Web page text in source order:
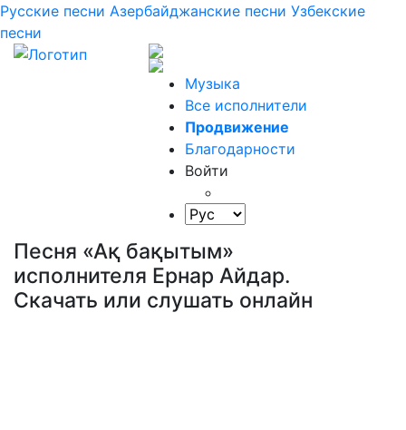
Русские песни Азербайджанские песни Узбекские
песни
Музыка
Все исполнители
Продвижение
Благодарности
Войти
Песня «Ақ бақытым»
исполнителя Ернар Айдар.
Скачать или слушать онлайн